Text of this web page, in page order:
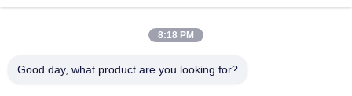
8:18 PM
Good day, what product are you looking for?